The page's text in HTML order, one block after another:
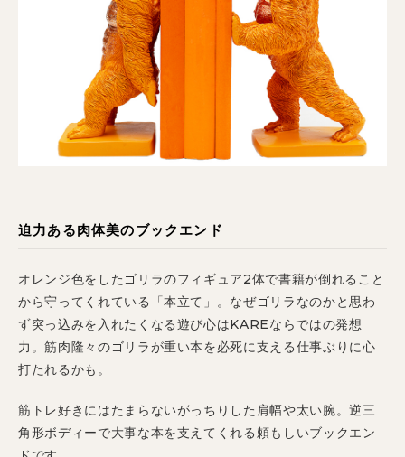
迫力ある肉体美のブックエンド
オレンジ色をしたゴリラのフィギュア2体で書籍が倒れること
から守ってくれている「本立て」。なぜゴリラなのかと思わ
ず突っ込みを入れたくなる遊び心はKAREならではの発想
力。筋肉隆々のゴリラが重い本を必死に支える仕事ぶりに心
打たれるかも。
筋トレ好きにはたまらないがっちりした肩幅や太い腕。逆三
角形ボディーで大事な本を支えてくれる頼もしいブックエン